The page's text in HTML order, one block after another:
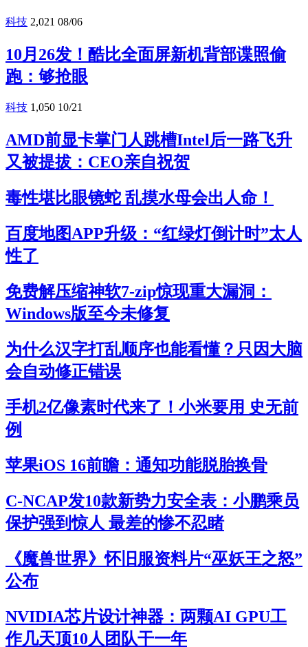
科技 2,021 08/06
10月26发！酷比全面屏新机背部谍照偷
跑：够抢眼
科技 1,050 10/21
AMD前显卡掌门人跳槽Intel后一路飞升
又被提拔：CEO亲自祝贺
毒性堪比眼镜蛇 乱摸水母会出人命！
百度地图APP升级：“红绿灯倒计时”太人
性了
免费解压缩神软7-zip惊现重大漏洞：
Windows版至今未修复
为什么汉字打乱顺序也能看懂？只因大脑
会自动修正错误
手机2亿像素时代来了！小米要用 史无前
例
苹果iOS 16前瞻：通知功能脱胎换骨
C-NCAP发10款新势力安全表：小鹏乘员
保护强到惊人 最差的惨不忍睹
《魔兽世界》怀旧服资料片“巫妖王之怒”
公布
NVIDIA芯片设计神器：两颗AI GPU工
作几天顶10人团队干一年